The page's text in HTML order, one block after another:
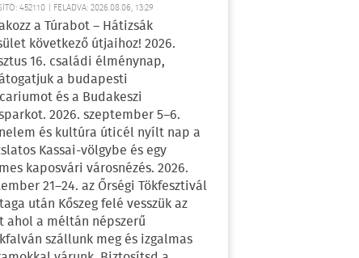
452110 | FELADVA: 2026.08.06, 13:29
a Túrabot – Hátizsák
következő útjaihoz! 2026.
16. családi élménynap,
a budapesti
és a Budakeszi
2026. szeptember 5–6.
és kultúra úticél nyílt nap a
Kassai-völgybe és egy
kaposvári városnézés. 2026.
21–24. az Őrségi Tökfesztivál
után Kőszeg felé vesszük az
ahol a méltán népszerű
szállunk meg és izgalmas